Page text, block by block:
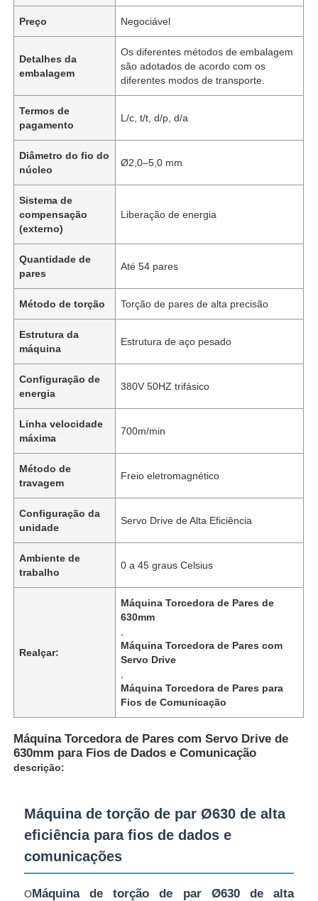
Casa
Preço Negociável
Detalhes da
embalagem
Os diferentes métodos de embalagem
são adotados de acordo com os
diferentes modos de transporte.
Termos de
pagamento
L/c, t/t, d/p, d/a
Diâmetro do fio do
núcleo
Ø2,0–5,0 mm
Sistema de
compensação
(externo)
Liberação de energia
Quantidade de
pares
Até 54 pares
Método de torção Torção de pares de alta precisão
Estrutura da
máquina
Estrutura de aço pesado
Configuração de
energia
380V 50HZ trifásico
Linha velocidade
máxima
700m/min
Método de
travagem
Freio eletromagnético
Configuração da
unidade
Servo Drive de Alta Eficiência
Ambiente de
trabalho
0 a 45 graus Celsius
Realçar:
Máquina Torcedora de Pares de
630mm
Máquina Torcedora de Pares com
Servo Drive
Máquina Torcedora de Pares para
Fios de Comunicação
Máquina Torcedora de Pares com Servo Drive de
630mm para Fios de Dados e Comunicação
descrição:
Máquina de torção de par Ø630 de alta
eficiência para fios de dados e
comunicações
OMáquina de torção de par Ø630 de alta